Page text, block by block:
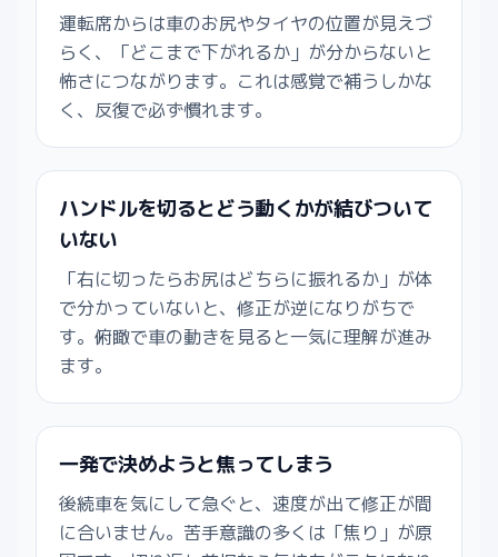
運転席からは車のお尻やタイヤの位置が見えづ
らく、「どこまで下がれるか」が分からないと
怖さにつながります。これは感覚で補うしかな
く、反復で必ず慣れます。
ハンドルを切るとどう動くかが結びついて
いない
「右に切ったらお尻はどちらに振れるか」が体
で分かっていないと、修正が逆になりがちで
す。俯瞰で車の動きを見ると一気に理解が進み
ます。
一発で決めようと焦ってしまう
後続車を気にして急ぐと、速度が出て修正が間
に合いません。苦手意識の多くは「焦り」が原